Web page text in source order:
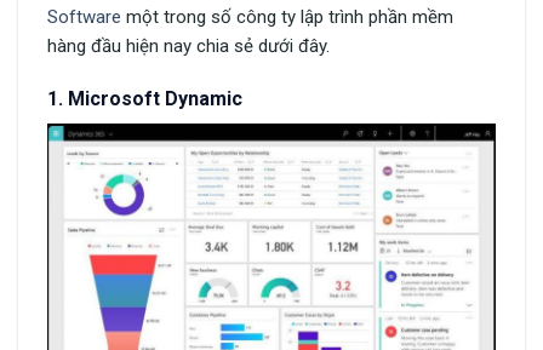
Software một trong số công ty lập trình phần mềm
hàng đầu hiện nay chia sẻ dưới đây.
1. Microsoft Dynamic